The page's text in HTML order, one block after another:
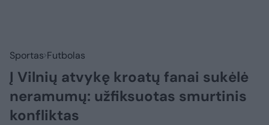
Sportas Futbolas
Į Vilnių atvykę kroatų fanai sukėlė
neramumų: užfiksuotas smurtinis
konfliktas